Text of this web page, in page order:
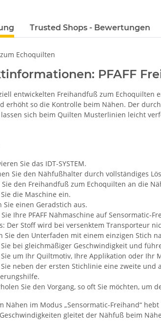
Trusted Shops - Bewertungen
Echoquilten
PFAFF
entwickelten Freihandfuß zum Echoquilten
erhöht so die Kontrolle beim Nähen. Der
sich beim Quilten Musterlinien leicht
Sie das IDT-SYSTEM.
Sie den Nähfußhalter durch vollständiges
Sie den Freihandfuß zum Echoquilten an die
die Maschine ein.
Sie einen Geradstich aus.
Ihre PFAFF Nähmaschine auf
Der Stoff wird bei versenktem Transporteur
Sie den Unterfaden mit einem einzigen Stich
bei gleichmäßiger Geschwindigkeit und
um Ihr Quiltmotiv, Ihre Applikation oder Ihr
neben der ersten Stichlinie eine zweite
Sie den Vorgang, so oft Sie möchten, um
Nähen im Modus „Sensormatic-Freihand“
gleitet der Nähfuß beim